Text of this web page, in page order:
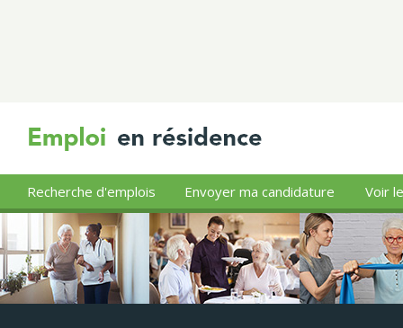
Recherche d'emplois Envoyer ma candidature Voir